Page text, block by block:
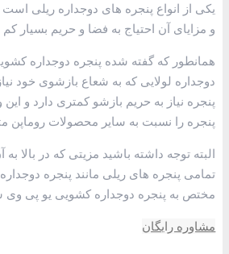
یکی از انواع پنجره های دوجداره ریلی
و مزایای آن احتیاج به فضا و حریم بسیار
همانطور که گفته شده پنجره دوجداره
دوجداره لولایی که به شعاع بازشوی خود
پنجره نیاز به حریم بازشو کمتری دارد و
پنجره را نسبت به سایر محصولات روماپن
البته توجه داشته باشید مزیتی که در بالا
تمامی پنجره های ریلی مانند پنجره
مختص به پنجره دوجداره کشویی یو پی
مشاوره رایگان